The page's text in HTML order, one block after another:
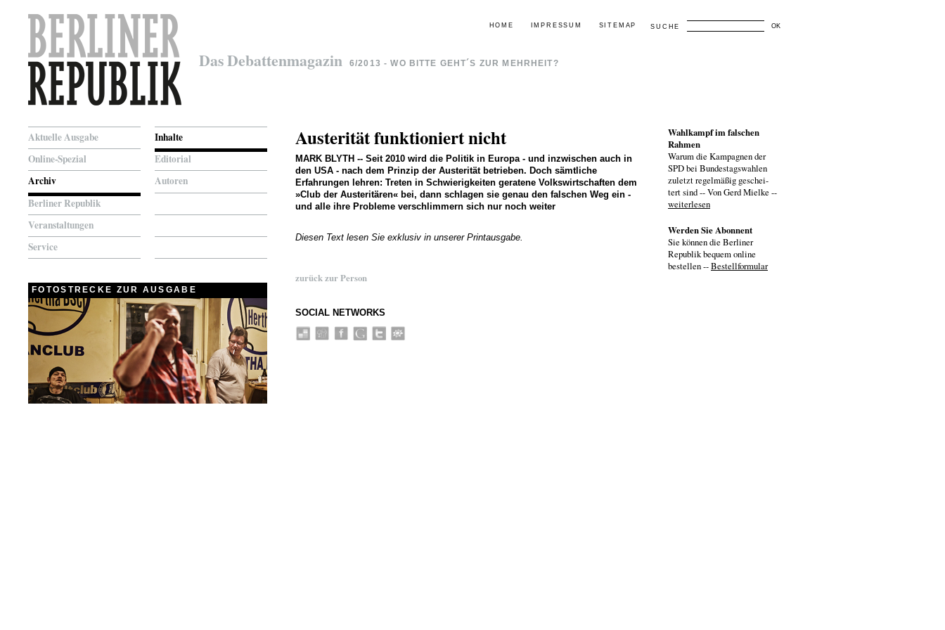
Das Debattenmagazin 6/2013 - WO BITTE GEHT´S ZUR MEHRHEIT?
SUCHE OK
HOME IMPRESSUM SITEMAP
Aktuelle Ausgabe
Online-Spezial
Archiv
Berliner Republik
Veranstaltungen
Service
Inhalte
Editorial
Autoren
FOTOSTRECKE ZUR AUSGABE
Austerität funktioniert nicht
MARK BLYTH -- Seit 2010 wird die Politik in Europa - und inzwischen auch in
den USA - nach dem Prinzip der Austerität betrieben. Doch sämtliche
Erfahrungen lehren: Treten in Schwierigkeiten geratene Volkswirtschaften dem
»Club der Austeritären« bei, dann schlagen sie genau den falschen Weg ein -
und alle ihre Probleme verschlimmern sich nur noch weiter
Diesen Text lesen Sie exklusiv in unserer Printausgabe.
zurück zur Person
SOCIAL NETWORKS
Wahlkampf im falschen
Rahmen
Warum die Kampagnen der
SPD bei Bundestagswahlen
zuletzt regelmäßig geschei-
tert sind -- Von Gerd Mielke --
weiterlesen
Werden Sie Abonnent
Sie können die Berliner
Republik bequem online
bestellen --Bestellformular